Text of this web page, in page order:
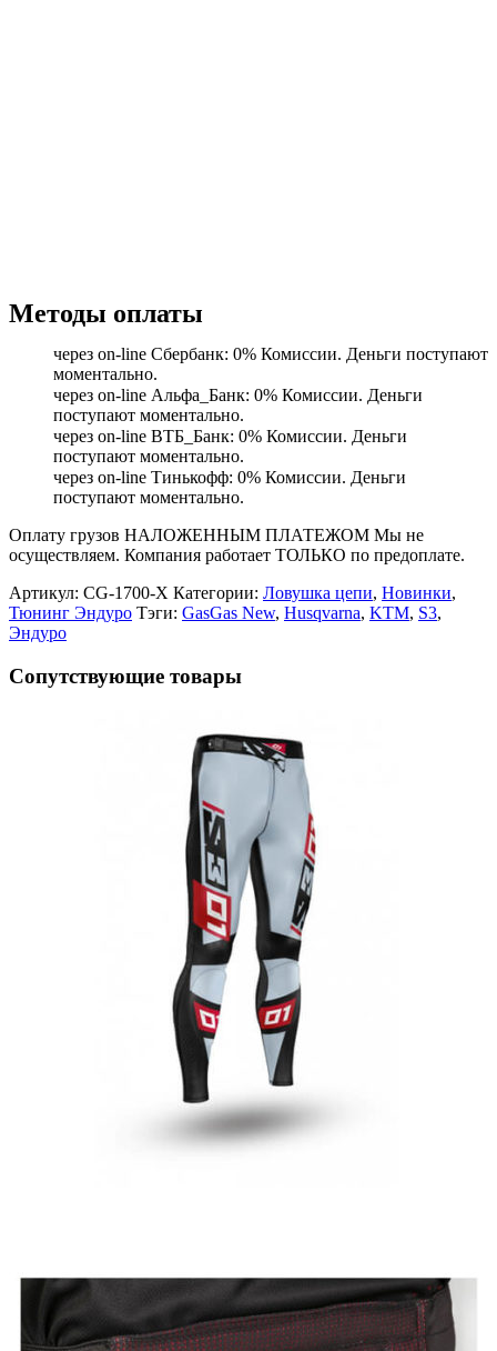
Методы оплаты
через on-line Сбербанк: 0% Комиссии. Деньги поступают
моментально.
через on-line Альфа_Банк: 0% Комиссии. Деньги
поступают моментально.
через on-line ВТБ_Банк: 0% Комиссии. Деньги
поступают моментально.
через on-line Тинькофф: 0% Комиссии. Деньги
поступают моментально.
Оплату грузов НАЛОЖЕННЫМ ПЛАТЕЖОМ Мы не
осуществляем. Компания работает ТОЛЬКО по предоплате.
Артикул: CG-1700-X Категории: Ловушка цепи, Новинки,
Тюнинг Эндуро Тэги: GasGas New, Husqvarna, KTM, S3,
Эндуро
Сопутствующие товары